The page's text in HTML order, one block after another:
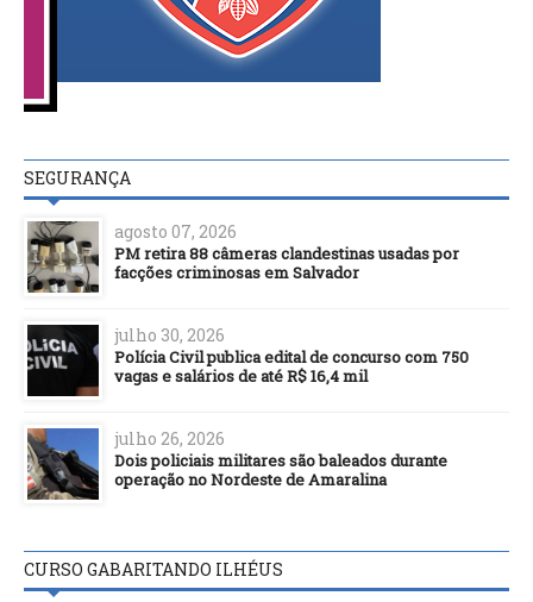
SEGURANÇA
agosto 07, 2026
PM retira 88 câmeras clandestinas usadas por
facções criminosas em Salvador
julho 30, 2026
Polícia Civil publica edital de concurso com 750
vagas e salários de até R$ 16,4 mil
julho 26, 2026
Dois policiais militares são baleados durante
operação no Nordeste de Amaralina
CURSO GABARITANDO ILHÉUS